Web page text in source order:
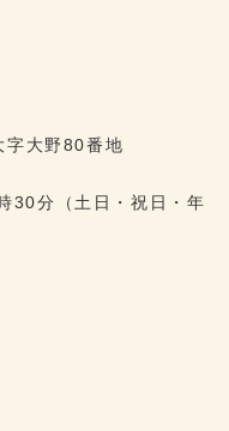
大野80番地
30分（土日・祝日・年